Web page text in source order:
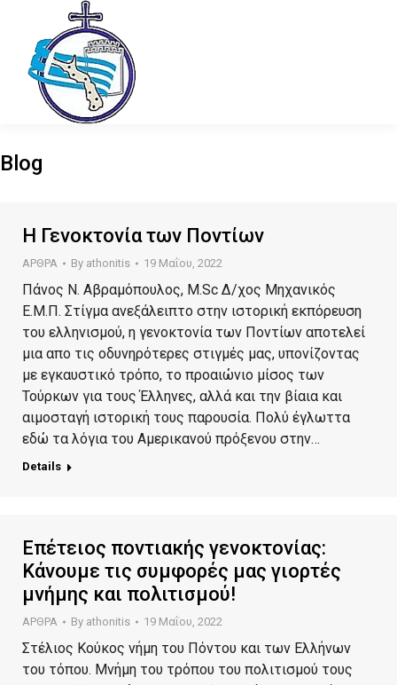
Blog
Η Γενοκτονία των Ποντίων
ΑΡΘΡΑ By athonitis 19 Μαΐου, 2022
Πάνος Ν. Αβραμόπουλος, M.Sc Δ/χος Μηχανικός
Ε.Μ.Π. Στίγμα ανεξάλειπτο στην ιστορική εκπόρευση
του ελληνισμού, η γενοκτονία των Ποντίων αποτελεί
μια απο τις οδυνηρότερες στιγμές μας, υπονίζοντας
με εγκαυστικό τρόπο, το προαιώνιο μίσος των
Τούρκων για τους Έλληνες, αλλά και την βίαια και
αιμοσταγή ιστορική τους παρουσία. Πολύ έγλωττα
εδώ τα λόγια του Αμερικανού πρόξενου στην…
Details
Επέτειος ποντιακής γενοκτονίας:
Κάνουμε τις συμφορές μας γιορτές
μνήμης και πολιτισμού!
ΑΡΘΡΑ By athonitis 19 Μαΐου, 2022
Στέλιος Κούκος νήμη του Πόντου και των Ελλήνων
του τόπου. Μνήμη του τρόπου του πολιτισμού τους